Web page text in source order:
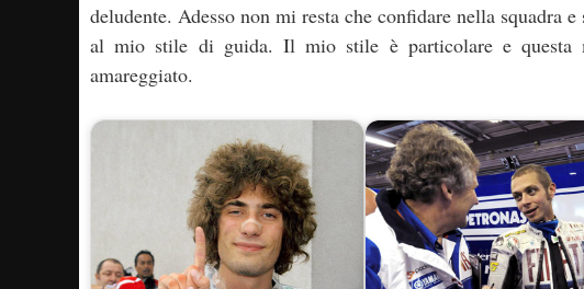
deludente. Adesso non mi resta che confidare nella squadra
al mio stile di guida. Il mio stile è particolare e
amareggiato.